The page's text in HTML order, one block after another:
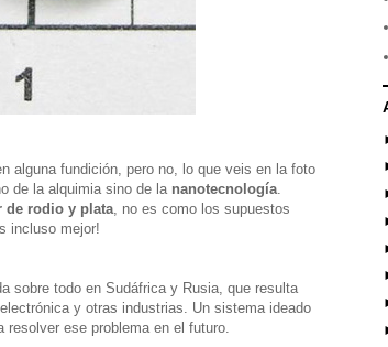
alguna fundición, pero no, lo que veis en la foto
de la alquimia sino de la nanotecnología.
de rodio y plata, no es como los supuestos
incluso mejor!
sobre todo en Sudáfrica y Rusia, que resulta
y otras industrias. Un sistema ideado
resolver ese problema en el futuro.